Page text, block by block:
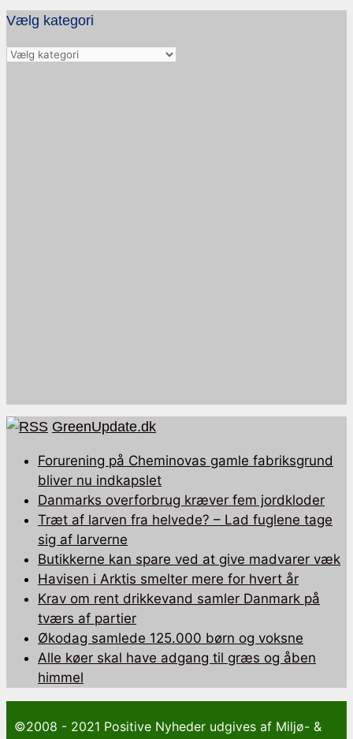
efter:
Vælg kategori
Vælg
GreenUpdate.dk
Forurening på Cheminovas gamle fabriksgrund
bliver nu indkapslet
Danmarks overforbrug kræver fem jordkloder
Træt af larven fra helvede? – Lad fuglene tage
sig af larverne
Butikkerne kan spare ved at give madvarer væk
Havisen i Arktis smelter mere for hvert år
Krav om rent drikkevand samler Danmark på
tværs af partier
Økodag samlede 125.000 børn og voksne
Alle køer skal have adgang til græs og åben
himmel
©2008 - 2021 Positive Nyheder udgives af Miljø- &